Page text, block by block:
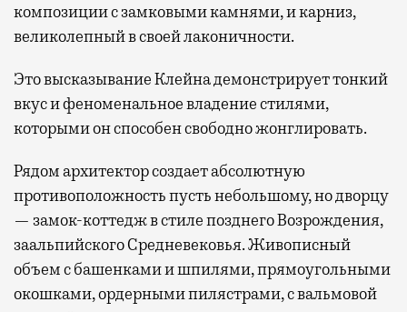
композиции с замковыми камнями, и карниз,
великолепный в своей лаконичности.
Это высказывание Клейна демонстрирует тонкий
вкус и феноменальное владение стилями,
которыми он способен свободно жонглировать.
Рядом архитектор создает абсолютную
противоположность пусть небольшому, но дворцу
— замок-коттедж в стиле позднего Возрождения,
заальпийского Средневековья. Живописный
объем с башенками и шпилями, прямоугольными
окошками, ордерными пилястрами, с вальмовой